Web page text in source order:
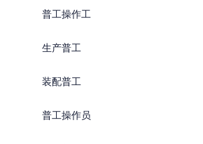
普工操作工
生产普工
装配普工
普工操作员